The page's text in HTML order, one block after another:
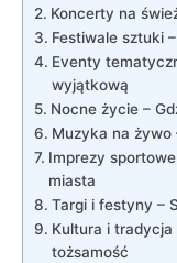
Koncerty na
Festiwale sztuki
Eventy
wyjątkową
Nocne życie –
Muzyka na żywo
Imprezy
miasta
Targi i festyny –
Kultura i tradycja
tożsamość